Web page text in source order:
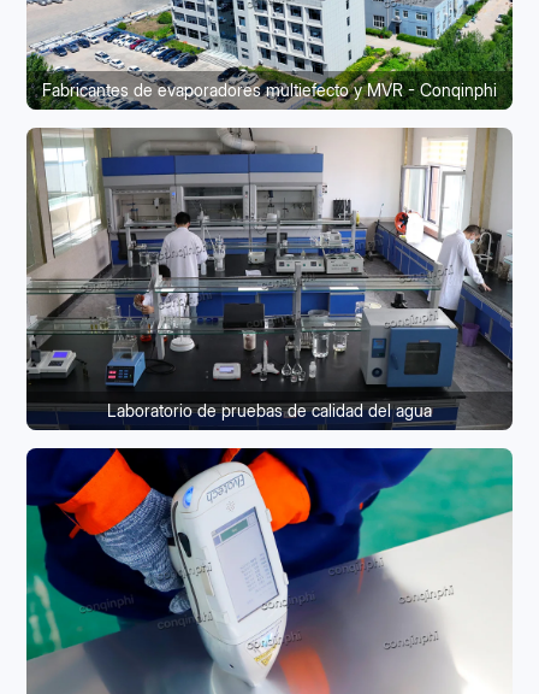
Fabricantes de evaporadores multiefecto y MVR - Conqinphi
Laboratorio de pruebas de calidad del agua